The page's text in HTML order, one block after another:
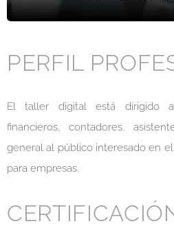
PERFIL
El taller digital está dirigido a
financieros, contadores,
general al público interesado en
para empresas.